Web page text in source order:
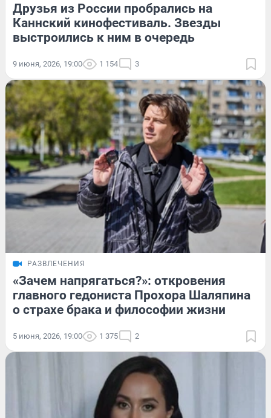
Друзья из России пробрались на
Каннский кинофестиваль. Звезды
выстроились к ним в очередь
9 июня, 2026, 19:00 1 154 3
РАЗВЛЕЧЕНИЯ
«Зачем напрягаться?»: откровения
главного гедониста Прохора Шаляпина
о страхе брака и философии жизни
5 июня, 2026, 19:00 1 375 2